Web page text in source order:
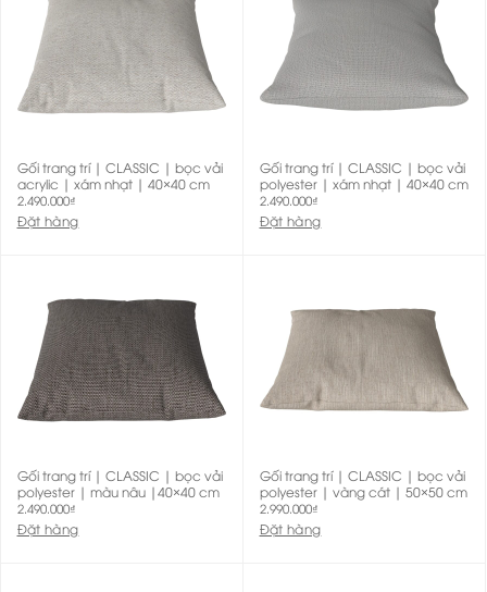
Gối trang trí | CLASSIC | bọc vải
acrylic | xám nhạt | 40×40 cm
2.490.000₫
Đặt hàng
Gối trang trí | CLASSIC | bọc vải
polyester | xám nhạt | 40×40 cm
2.490.000₫
Đặt hàng
Gối trang trí | CLASSIC | bọc vải
polyester | màu nâu |40×40 cm
2.490.000₫
Đặt hàng
Gối trang trí | CLASSIC | bọc vải
polyester | vàng cát | 50×50 cm
2.990.000₫
Đặt hàng